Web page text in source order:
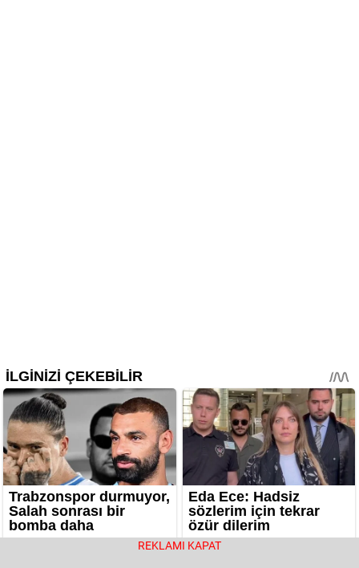
REKLAMI KAPAT